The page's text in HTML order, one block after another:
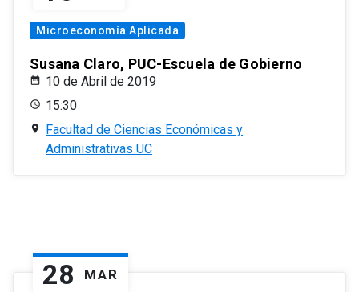
Microeconomía Aplicada
Susana Claro, PUC-Escuela de Gobierno
10 de Abril de 2019
15:30
Facultad de Ciencias Económicas y
Administrativas UC
28 MAR